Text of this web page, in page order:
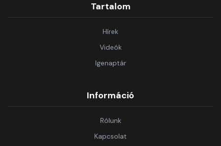
Tartalom
Hírek
Videók
Igenaptár
Információ
Rólunk
Kapcsolat